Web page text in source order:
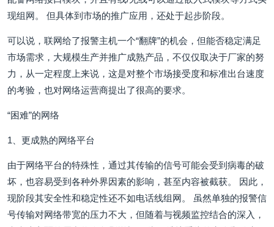
现组网。 但具体到市场的推广应用，还处于起步阶段。
可以说，联网给了报警主机一个“翻牌”的机会，但能否稳定满足
市场需求，大规模生产并推广成熟产品，不仅仅取决于厂家的努
力，从一定程度上来说，这是对整个市场接受度和标准出台速度
的考验，也对网络运营商提出了很高的要求。
“困难”的网络
1、更成熟的网络平台
由于网络平台的特殊性，通过其传输的信号可能会受到病毒的破
坏，也容易受到各种外界因素的影响，甚至内容被截获。 因此，
现阶段其安全性和稳定性还不如电话线组网。 虽然单独的报警信
号传输对网络带宽的压力不大，但随着与视频监控结合的深入，